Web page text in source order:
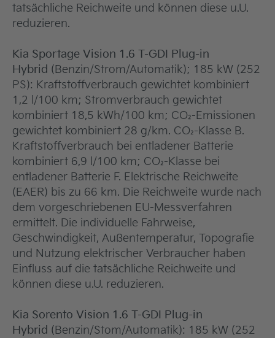
tatsächliche Reichweite und können diese u.U.
reduzieren.
Kia Sportage Vision 1.6 T-GDI Plug-in
Hybrid (Benzin/Strom/Automatik); 185 kW (252
PS): Kraftstoffverbrauch gewichtet kombiniert
1,2 l/100 km; Stromverbrauch gewichtet
kombiniert 18,5 kWh/100 km; CO₂-Emissionen
gewichtet kombiniert 28 g/km. CO₂-Klasse B.
Kraftstoffverbrauch bei entladener Batterie
kombiniert 6,9 l/100 km; CO₂-Klasse bei
entladener Batterie F. Elektrische Reichweite
(EAER) bis zu 66 km. Die Reichweite wurde nach
dem vorgeschriebenen EU-Messverfahren
ermittelt. Die individuelle Fahrweise,
Geschwindigkeit, Außentemperatur, Topografie
und Nutzung elektrischer Verbraucher haben
Einfluss auf die tatsächliche Reichweite und
können diese u.U. reduzieren.
Kia Sorento Vision 1.6 T-GDI Plug-in
Hybrid (Benzin/Stom/Automatik): 185 kW (252